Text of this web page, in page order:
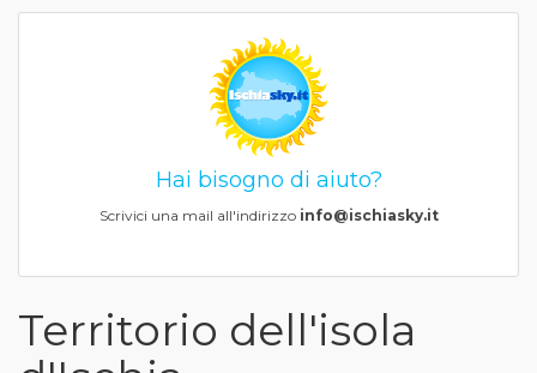
Hai bisogno di aiuto?
Scrivici una mail all'indirizzo info@ischiasky.it
Territorio dell'isola